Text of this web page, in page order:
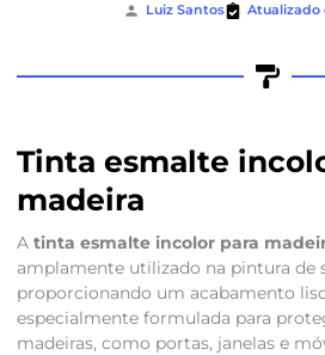
Luiz Santos Atualizado
Tinta esmalte
madeira
A tinta esmalte incolor para
amplamente utilizado na pintura de
proporcionando um acabamento
especialmente formulada para
madeiras, como portas, janelas e